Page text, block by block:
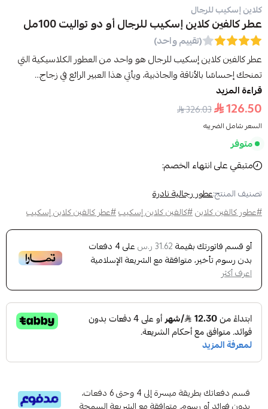
كلاين إسكيب للرجال
عطر كالفين كلاين إسكيب للرجال أو دو تواليت 100مل
(تقييم واحد)
عطر كالفين كلاين إسكيب للرجال هو واحد من العطور الكلاسيكية التي
تمنحك إحساسًا بالأناقة والجاذبية، ويأتي هذا العبير الرائع في زجاج...
قراءة المزيد
126.50
326.03
السعر شامل الضريبه
متوفر
متبقي على انتهاء الخصم:
تصنيف المنتج:عطور رجالية نادرة
#عطور كالفين كلاين#كالفين كلاين إسكيب#عطر كالفين كلاين إسكيب
أو قسم فاتورتك بقيمة 31.62 ر.س على4 دفعات
بدون رسوم تأخير، متوافقة مع الشريعة الإسلامية
اعرف أكثر
قسم دفعاتك بطريقة ميسرة إلى 4 وحتى 6 دفعات،